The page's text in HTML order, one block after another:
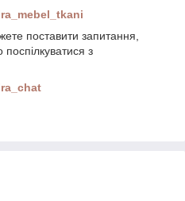
поставити запитання,
поспілкуватися з